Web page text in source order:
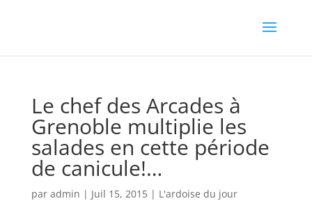
Le chef des Arcades à
Grenoble multiplie les
salades en cette période
de canicule!…
par admin | Juil 15, 2015| L'ardoise du jour